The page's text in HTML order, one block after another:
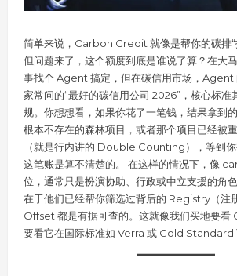
简单来说，Carbon Credit 就像是帮你的碳排“
但问题来了，这个额度到底是谁说了算？在大
事找个 Agent 搞定，但在碳信用市场，Agent
家常问的“最好的碳信用公司 2026”，核心标准
规。你想想看，如果你花了一笔钱，结果拿到
根本不存在的森林项目，或者那个项目已经被
（就是行内讲的 Double Counting），等到
这笔账是算不清楚的。 在这样的情况下，像
位，通常只是扮演协助、行政或中立支援的角
在于他们已经帮你筛选过背后的 Registry（注
Offset 都是有据可查的。这就像我们买地要看
要看它在国际标准如 Verra 或 Gold Standard